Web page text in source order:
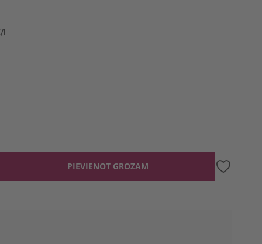
l
PIEVIENOT GROZAM